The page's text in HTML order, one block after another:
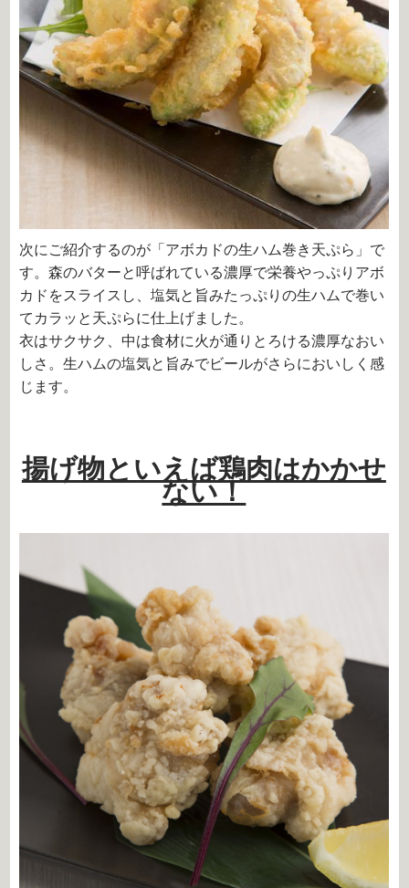
次にご紹介するのが「アボカドの生ハム巻き天ぷら」で
す。森のバターと呼ばれている濃厚で栄養やっぷりアボ
カドをスライスし、塩気と旨みたっぷりの生ハムで巻い
てカラッと天ぷらに仕上げました。
衣はサクサク、中は食材に火が通りとろける濃厚なおい
しさ。生ハムの塩気と旨みでビールがさらにおいしく感
じます。
揚げ物といえば鶏肉はかかせ
ない！